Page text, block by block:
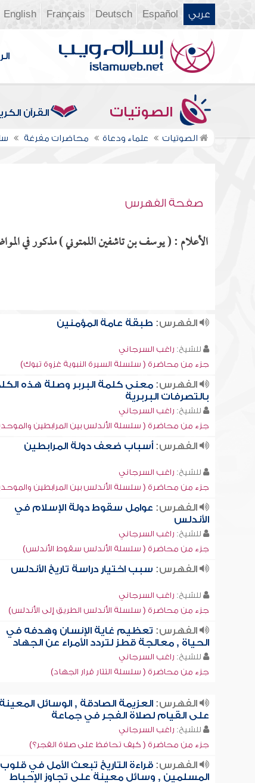
عربي Español
Deutsch
Français
English
الصوتيات القرآن
الصوتيات علماء ودعاة محاضرات مفرغة
صفحة الفهرس
الأعلام : ( يوسف بن تاشفين اللمتوني ) مذكور في
الفهرس: طبقة عامة المؤمنين
للشيخ: راغب السرجاني
جزء من محاضرة ( سلسلة السيرة النبوية غزوة تبوك)
الفهرس:معنى كلمة البربر وصلة هذه
بالتصرفات البربرية
للشيخ: راغب السرجاني
جزء من محاضرة ( سلسلة الأندلس بين المرابطين
الفهرس:أسباب ضعف دولة المرابطين
للشيخ: راغب السرجاني
جزء من محاضرة ( سلسلة الأندلس بين المرابطين
الفهرس: عوامل سقوط دولة الإسلام في
الأندلس
للشيخ: راغب السرجاني
جزء من محاضرة ( سلسلة الأندلس سقوط الأندلس)
الفهرس: سبب اختيار دراسة تاريخ الأندلس
للشيخ: راغب السرجاني
جزء من محاضرة ( سلسلة الأندلس الطريق إلى الأندلس)
الفهرس: تعظيم غاية الإنسان وهدفه في
الحياة , معالجة قطز لتردد الأمراء عن الجهاد
للشيخ: راغب السرجاني
جزء من محاضرة ( سلسلة التتار قرار الجهاد)
الفهرس:العزيمة الصادقة , الوسائل المعينة
على القيام لصلاة الفجر في جماعة
للشيخ: راغب السرجاني
جزء من محاضرة ( كيف تحافظ على صلاة الفجر؟)
الفهرس:قراءة التاريخ تبعث الأمل في قلوب
المسلمين , وسائل معينة على تجاوز الإحباط